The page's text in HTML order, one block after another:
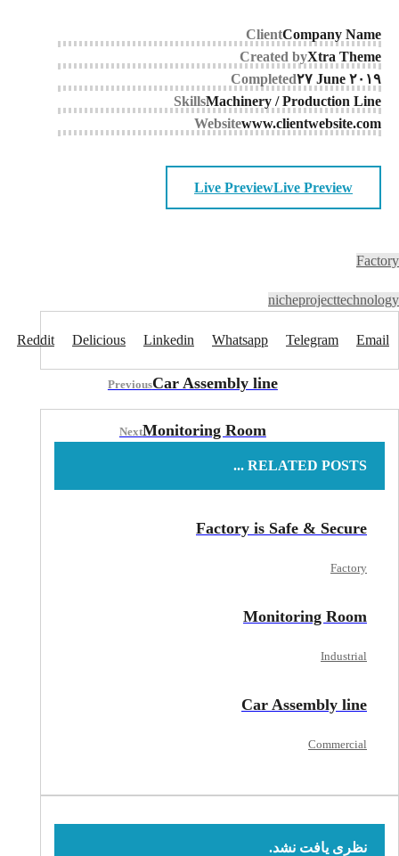
ClientCompany Name
Created byXtra Theme
Completed۲۷ June ۲۰۱۹
SkillsMachinery / Production Line
Websitewww.clientwebsite.com
Live PreviewLive Preview
Factory
nicheprojecttechnology
Reddit Delicious Linkedin Whatsapp Telegram Email
PreviousCar Assembly line
NextMonitoring Room
RELATED POSTS ...
Factory is Safe & Secure
Factory
Monitoring Room
Industrial
Car Assembly line
Commercial
نظری یافت نشد.